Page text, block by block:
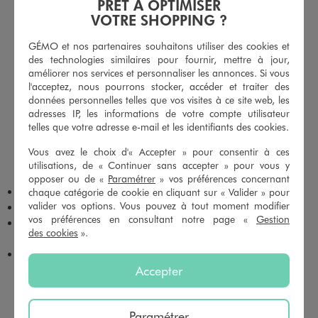
INTEMPOREL
Le t-shirt rayé est une pièce essentielle qui combine style,
simplicité et efficacité. La marinière femme, avec ses rayures
emblématiques, est une valeur sûre qui s’adapte aussi bien à un
look casual qu’à une tenue plus habillée.
De plus, les variations de coupes et de styles permettent de
répondre à toutes les envies : tee-shirt rayé ajusté, oversize ou
encore crop. Par conséquent, chaque femme peut trouver le
modèle qui correspond à sa silhouette et à son style personnel,
tout en profitant d’un excellent rapport qualité-prix.
Marinière femme : idéale pour un look chic et intemporel
T-shirt rayé manches courtes : parfait pour la mi-saison et l’été
T-shirt rayé manches longues : adapté aux températures plus
fraîches
Coupe oversize ou ajustée : pour varier les styles
COMMENT CHOISIR UN TEE-SHIRT RAYÉ
FEMME ADAPTÉ À SA MORPHOLOGIE ?
PRÊT À OPTIMISER
VOTRE SHOPPING ?
GÉMO et nos partenaires souhaitons utiliser des cookies et
des technologies similaires pour fournir, mettre à jour,
améliorer nos services et personnaliser les annonces. Si vous
l'acceptez, nous pourrons stocker, accéder et traiter des
données personnelles telles que vos visites à ce site web, les
adresses IP, les informations de votre compte utilisateur
telles que votre adresse e-mail et les identifiants des cookies.
Vous avez le choix d'« Accepter » pour consentir à ces
utilisations, de « Continuer sans accepter » pour vous y
opposer ou de « Paramétrer » vos préférences concernant
chaque catégorie de cookie en cliquant sur « Valider » pour
valider vos options. Vous pouvez à tout moment modifier
vos préférences en consultant notre page « Gestion
des cookies ».
Accepter